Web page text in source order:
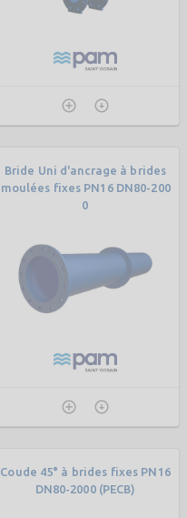
Bride Uni d'ancrage à brides
moulées fixes PN16 DN80-200
0
Coude 45° à brides fixes PN16
DN80-2000 (PECB)